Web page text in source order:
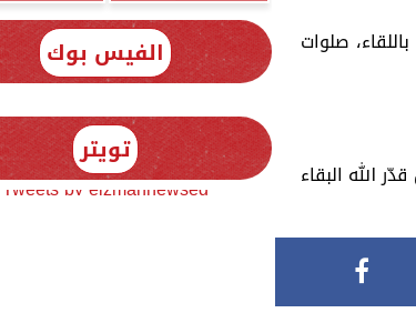
صلوات
الله البقاء
الفيس بوك
تويتر
Tweets by elzmannewseg